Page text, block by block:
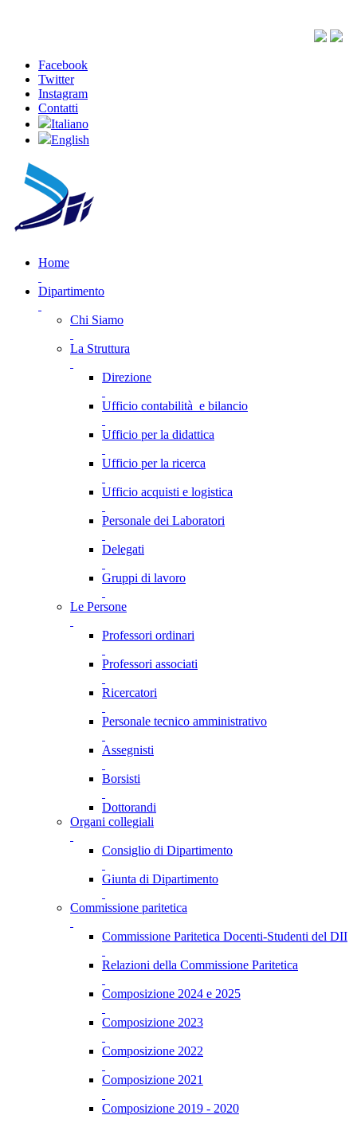
Facebook
Twitter
Instagram
Contatti
Italiano
English
Home
Dipartimento
Chi Siamo
La Struttura
Direzione
Ufficio contabilità e bilancio
Ufficio per la didattica
Ufficio per la ricerca
Ufficio acquisti e logistica
Personale dei Laboratori
Delegati
Gruppi di lavoro
Le Persone
Professori ordinari
Professori associati
Ricercatori
Personale tecnico amministrativo
Assegnisti
Borsisti
Dottorandi
Organi collegiali
Consiglio di Dipartimento
Giunta di Dipartimento
Commissione paritetica
Commissione Paritetica Docenti-Studenti del DII
Relazioni della Commissione Paritetica
Composizione 2024 e 2025
Composizione 2023
Composizione 2022
Composizione 2021
Composizione 2019 - 2020